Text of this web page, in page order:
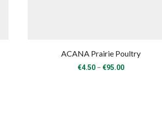
ACANA Prairie Poultry
€4.50 – €95.00Price